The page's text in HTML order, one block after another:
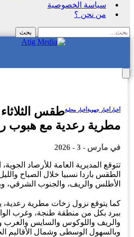
سياسة الخصوصية
من نحن ؟
أخبار أخبار جهويةأخبار محليةطقس
مطرية رعدية مع هبوب
في مارس - 3 - 2026
تتوقع المديرية العامة للأرصاد الجوية،
الطقس باردا نسبيا خلال الصباح
الأطلس والريف، والجنوب الشرقي،
كما يتوقع نزول زخات مطرية
ببرد بكل من منطقة طنجة، وغرب
والريف واللوكوس والسايس
وبالسهول الوسطى وشمال الأقاليم